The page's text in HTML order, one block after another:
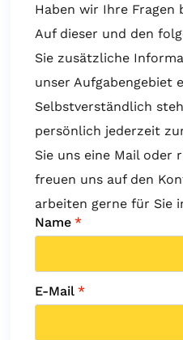
Haben wir Ihre
Auf dieser und den
Sie zusätzliche
unser Aufgabengebiet
Selbstverständlich
persönlich jederzeit
Sie uns eine Mail oder
freuen uns auf den
arbeiten gerne für Sie
Name *
E-Mail *